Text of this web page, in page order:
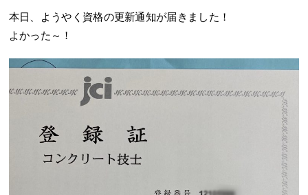
本日、ようやく資格の更新通知が届きました！
よかった～！